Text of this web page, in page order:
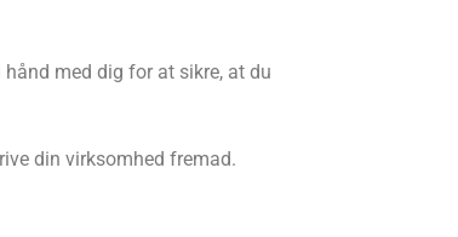
med dig for at sikre, at du
din virksomhed fremad.